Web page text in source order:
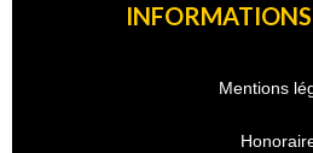
INFORMATIONS
Mentions